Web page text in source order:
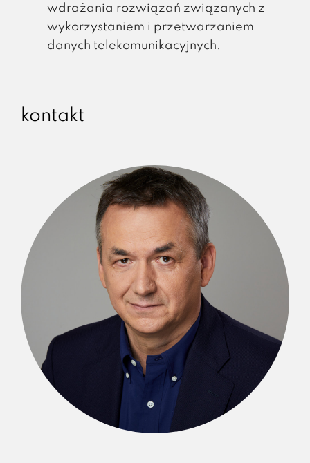
wdrażania rozwiązań związanych z
wykorzystaniem i przetwarzaniem
danych telekomunikacyjnych.
kontakt
Ireneusz Piecuch
SENIOR PARTNER